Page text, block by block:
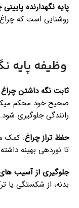
پایه نگهدارنده
روشنایی است که
وظیفه پایه
ثابت نگه داشتن
صحیح خود محکم
رانندگی جلوگیری شود.
حفظ تراز چراغ: کمک
تا نوردهی بهینه
جلوگیری از آسیب
بدنه، از شکستگی یا